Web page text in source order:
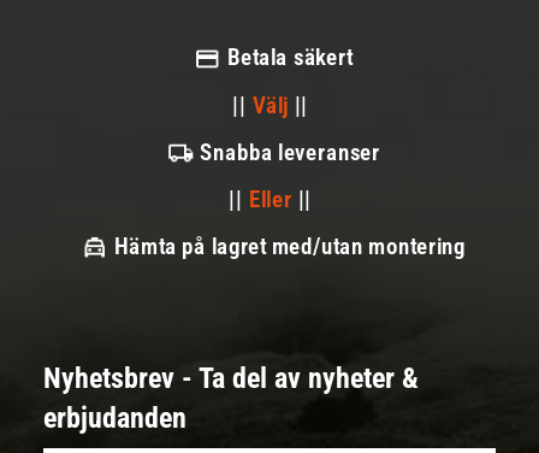
Betala säkert
|| Välj ||
Snabba leveranser
|| Eller ||
Hämta på lagret med/utan montering
Nyhetsbrev - Ta del av nyheter &
erbjudanden